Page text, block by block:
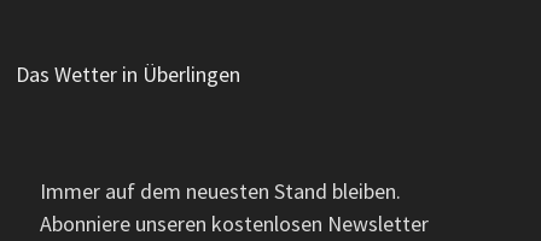
Das Wetter in Überlingen
Immer auf dem neuesten Stand bleiben.
Abonniere unseren kostenlosen Newsletter